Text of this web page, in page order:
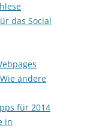
das Social
ändere
für 2014
in